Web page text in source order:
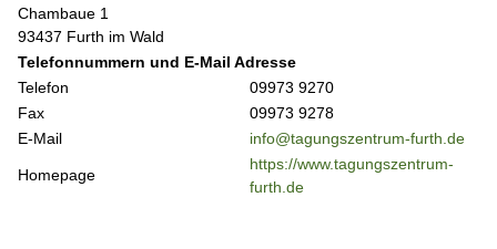
Chambaue 1
93437 Furth im Wald
Telefonnummern und E-Mail Adresse
Telefon
09973 9270
Fax
09973 9278
E-Mail
info@tagungszentrum-furth.de
Homepage
https://www.tagungszentrum-
furth.de